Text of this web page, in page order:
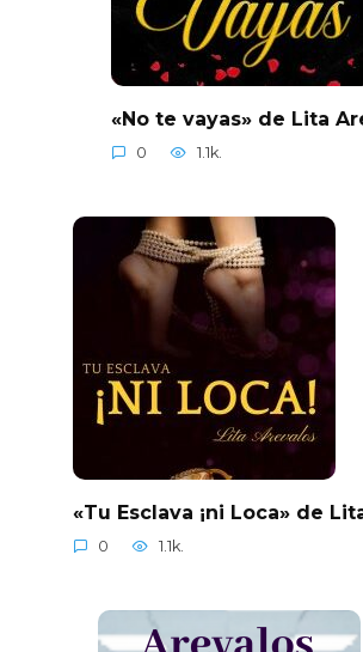
«No te vayas» de Lita
0 1.1k.
«Tu Esclava ¡ni Loca» de
0 1.1k.